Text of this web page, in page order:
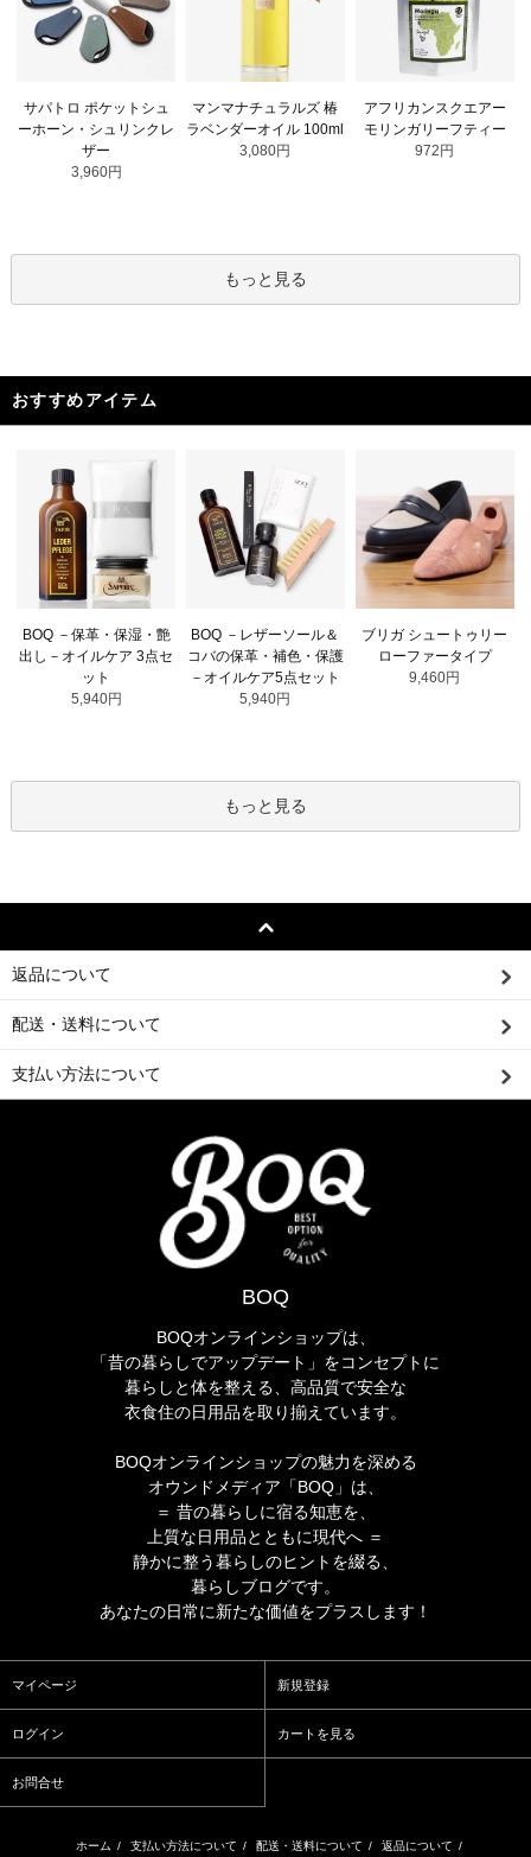
サパトロ ポケットシュ
ーホーン・シュリンクレ
ザー
3,960円
マンマナチュラルズ 椿
ラベンダーオイル 100ml
3,080円
アフリカンスクエアー
モリンガリーフティー
972円
もっと見る
おすすめアイテム
BOQ －保革・保湿・艶
出し－オイルケア 3点セ
ット
5,940円
BOQ －レザーソール＆
コバの保革・補色・保護
－オイルケア5点セット
5,940円
ブリガ シュートゥリー
ローファータイプ
9,460円
もっと見る
返品について
配送・送料について
支払い方法について
BOQ
BOQオンラインショップは、
「昔の暮らしでアップデート」をコンセプトに
暮らしと体を整える、高品質で安全な
衣食住の日用品を取り揃えています。
BOQオンラインショップの魅力を深める
オウンドメディア「BOQ」は、
＝ 昔の暮らしに宿る知恵を、
上質な日用品とともに現代へ ＝
静かに整う暮らしのヒントを綴る、
暮らしブログです。
あなたの日常に新たな価値をプラスします！
マイページ 新規登録
ログイン カートを見る
お問合せ
ホーム / 支払い方法について / 配送・送料について / 返品について /